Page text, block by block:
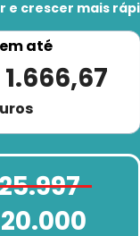
e crescer mais
até